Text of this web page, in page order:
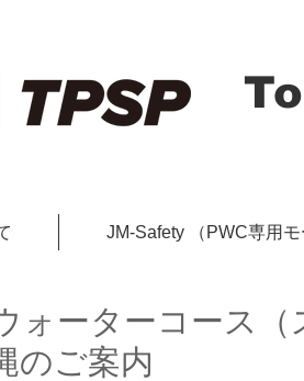
JM-Safety （PWC専用モ
ォーターコース（
のご案内